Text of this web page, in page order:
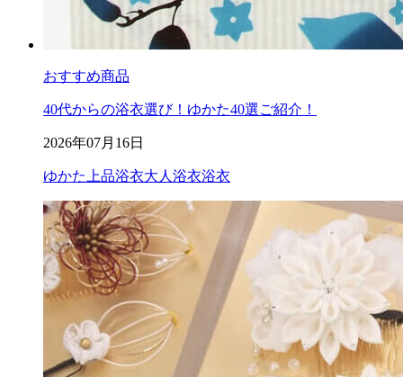
おすすめ商品
40代からの浴衣選び！ゆかた40選ご紹介！
2026年07月16日
ゆかた 上品浴衣大人浴衣浴衣